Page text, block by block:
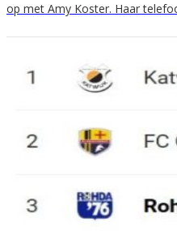
op met Amy Koster. Haar